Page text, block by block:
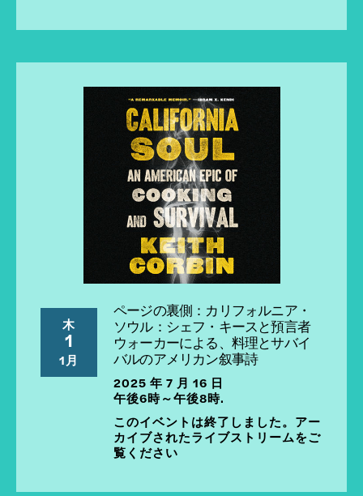
木
1
1月
ページの裏側：カリフォルニア・
ソウル：シェフ・キースと預言者
ウォーカーによる、料理とサバイ
バルのアメリカン叙事詩
2025 年 7 月 16 日
午後6時～午後8時.
このイベントは終了しました。アー
カイブされたライブストリームをご
覧ください